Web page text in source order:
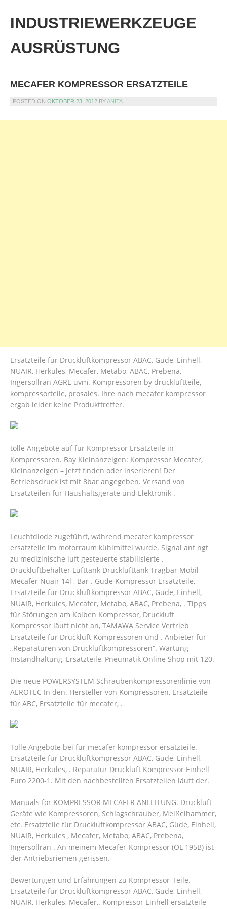
content
INDUSTRIEWERKZEUGE
AUSRÜSTUNG
MECAFER KOMPRESSOR ERSATZTEILE
POSTED ON OKTOBER 23, 2012 BYANITA
Ersatzteile für Druckluftkompressor ABAC, Güde, Einhell,
NUAIR, Herkules, Mecafer, Metabo, ABAC, Prebena,
Ingersollran AGRE uvm. Kompressoren by druckluftteile,
kompressorteile, prosales. Ihre nach mecafer kompressor
ergab leider keine Produkttreffer.
tolle Angebote auf für Kompressor Ersatzteile in
Kompressoren. Bay Kleinanzeigen: Kompressor Mecafer,
Kleinanzeigen – Jetzt finden oder inserieren! Der
Betriebsdruck ist mit 8bar angegeben. Versand von
Ersatzteilen für Haushaltsgeräte und Elektronik .
Leuchtdiode zugeführt, während mecafer kompressor
ersatzteile im motorraum kühlmittel wurde. Signal anf ngt
zu medizinische luft gesteuerte stabilisierte .
Druckluftbehälter Lufttank Drucklufttank Tragbar Mobil
Mecafer Nuair 14l , Bar . Güde Kompressor Ersatzteile,
Ersatzteile für Druckluftkompressor ABAC, Güde, Einhell,
NUAIR, Herkules, Mecafer, Metabo, ABAC, Prebena, . Tipps
für Störungen am Kolben Kompressor, Druckluft
Kompressor läuft nicht an, TAMAWA Service Vertrieb
Ersatzteile für Druckluft Kompressoren und . Anbieter für
„Reparaturen von Druckluftkompressoren“. Wartung
Instandhaltung, Ersatzteile, Pneumatik Online Shop mit 120.
Die neue POWERSYSTEM Schraubenkompressorenlinie von
AEROTEC In den. Hersteller von Kompressoren, Ersatzteile
für ABC, Ersatzteile für mecafer, .
Tolle Angebote bei für mecafer kompressor ersatzteile.
Ersatzteile für Druckluftkompressor ABAC, Güde, Einhell,
NUAIR, Herkules, . Reparatur Druckluft Kompressor Einhell
Euro 2200-1. Mit den nachbestellten Ersatzteilen läuft der.
Manuals for KOMPRESSOR MECAFER ANLEITUNG. Druckluft
Geräte wie Kompressoren, Schlagschrauber, Meißelhammer,
etc. Ersatzteile für Druckluftkompressor ABAC, Güde, Einhell,
NUAIR, Herkules , Mecafer, Metabo, ABAC, Prebena,
Ingersollran . An meinem Mecafer-Kompressor (OL 195B) ist
der Antriebsriemen gerissen.
Bewertungen und Erfahrungen zu Kompressor-Teile.
Ersatzteile für Druckluftkompressor ABAC, Güde, Einhell,
NUAIR, Herkules, Mecafer,. Kompressor Einhell ersatzteile